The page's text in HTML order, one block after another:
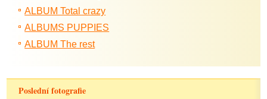
ALBUM Total crazy
ALBUMS PUPPIES
ALBUM The rest
Poslední fotografie